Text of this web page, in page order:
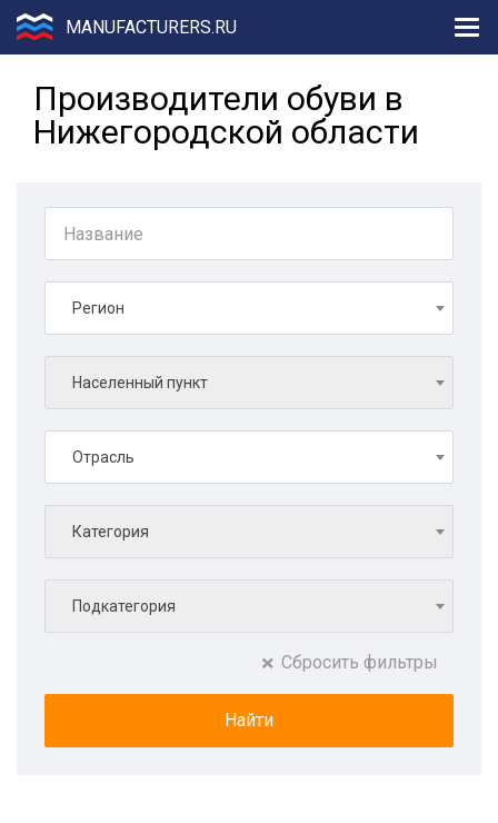
MANUFACTURERS.RU
Производители обуви в
Нижегородской области
Регион
Населенный пункт
Отрасль
Категория
Подкатегория
Сбросить фильтры